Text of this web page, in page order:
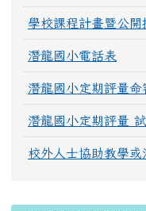
學校課程計畫暨公開
潛龍國小電話表
潛龍國小定期評量
潛龍國小定期評量
校外人士協助教學或